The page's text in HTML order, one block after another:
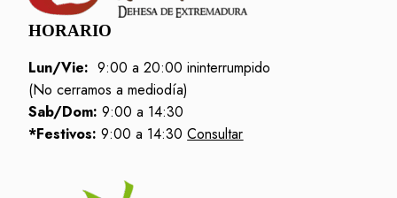
HORARIO
Lun/Vie: 9:00 a 20:00 ininterrumpido
(No cerramos a mediodía)
Sab/Dom: 9:00 a 14:30
*Festivos:9:00 a 14:30Consultar